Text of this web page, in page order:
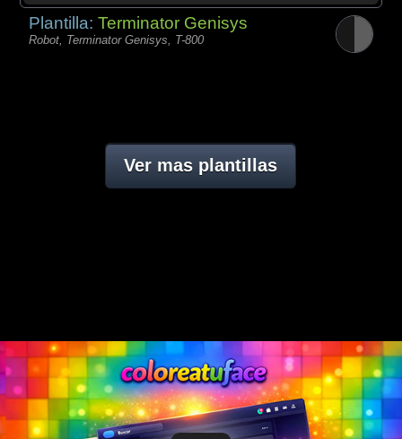
Plantilla:Terminator Genisys
Robot, Terminator Genisys, T-800
Ver mas plantillas